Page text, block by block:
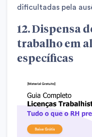
dificultadas pela
12. Dispensa
trabalho em
específicas